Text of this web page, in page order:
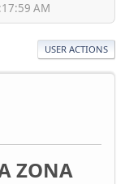
AM
USER ACTIONS
ZONA